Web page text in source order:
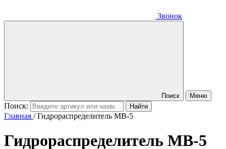
Звонок
Поиск Меню
Поиск:
Главная /Гидрораспределитель MB-5
Гидрораспределитель MB-5